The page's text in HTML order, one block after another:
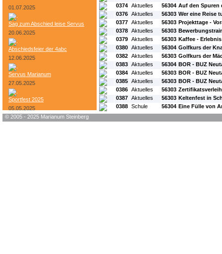
01.07.2025
Sag zum Abschied leise Servus
20.06.2025
Abschiedsfeier der 4abc
12.06.2025
Servus Marianum
27.05.2025
Sportfest 2025
05.05.2025
0374 Aktuelles 56304 Auf den Spuren
0376 Aktuelles 56303 Wer eine Reise
0377 Aktuelles 56303 Projekttage -
0378 Aktuelles 56303
0379 Aktuelles 56303 Kaffee -
0380 Aktuelles 56304 Golfkurs der
0382 Aktuelles 56303 Golfkurs der
0383 Aktuelles 56304 BOR - BUZ
0384 Aktuelles 56303 BOR - BUZ
0385 Aktuelles 56303 BOR - BUZ
0386 Aktuelles 56303
0387 Aktuelles 56303 Keltenfest in
0388 Schule 56304 Eine Fülle von
© 2005 - 2025 Marianum Steinberg